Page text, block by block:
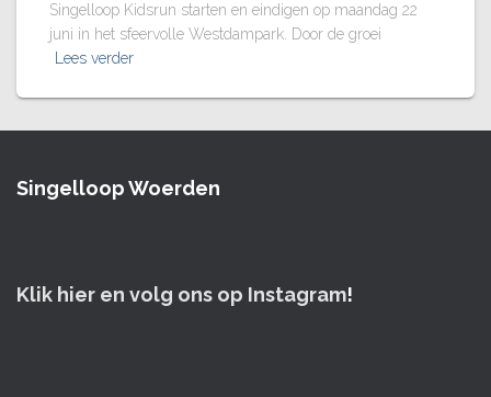
Singelloop Kidsrun starten en eindigen op maandag 22
juni in het sfeervolle Westdampark. Door de groei
Lees verder
Singelloop Woerden
Klik hier en volg ons op Instagram!